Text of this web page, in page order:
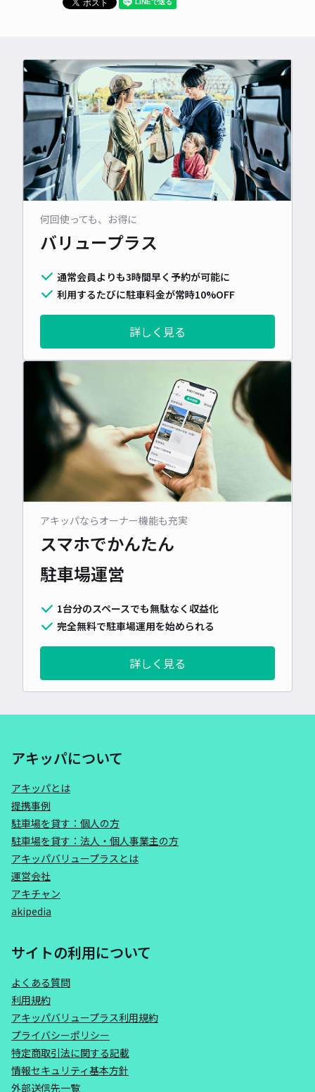
何回使っても、お得に
バリュープラス
通常会員よりも3時間早く予約が可能に
利用するたびに駐車料金が常時10%OFF
詳しく見る
アキッパならオーナー機能も充実
スマホでかんたん
駐車場運営
1台分のスペースでも無駄なく収益化
完全無料で駐車場運用を始められる
詳しく見る
アキッパについて
アキッパとは
提携事例
駐車場を貸す：個人の方
駐車場を貸す：法人・個人事業主の方
アキッパバリュープラスとは
運営会社
アキチャン
akipedia
サイトの利用について
よくある質問
利用規約
アキッパバリュープラス利用規約
プライバシーポリシー
特定商取引法に関する記載
情報セキュリティ基本方針
外部送信先一覧